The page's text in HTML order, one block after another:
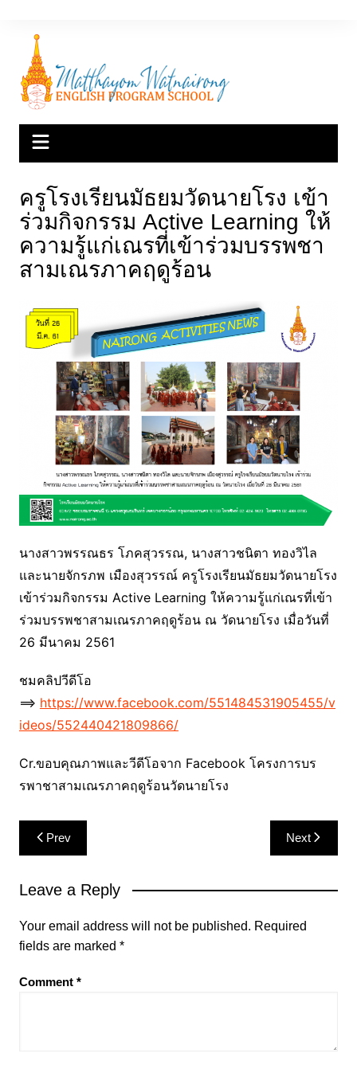
content
ครูโรงเรียนมัธยมวัดนายโรง เข้า
ร่วมกิจกรรม Active Learning ให้
ความรู้แก่เณรที่เข้าร่วมบรรพชา
สามเณรภาคฤดูร้อน
นางสาวพรรณธร โภคสุวรรณ, นางสาวชนิตา ทองวิไล
และนายจักรภพ เมืองสุวรรณ์ ครูโรงเรียนมัธยมวัดนายโรง
เข้าร่วมกิจกรรม Active Learning ให้ความรู้แก่เณรที่เข้า
ร่วมบรรพชาสามเณรภาคฤดูร้อน ณ วัดนายโรง เมื่อวันที่
26 มีนาคม 2561
ชมคลิปวีดีโอ
==> https://www.facebook.com/551484531905455/v
ideos/552440421809866/
Cr.ขอบคุณภาพและวีดีโอจาก Facebook โครงการบร
รพาชาสามเณรภาคฤดูร้อนวัดนายโรง
Post
navigation
Prev Next
Leave a Reply
Your email address will not be published. Required
fields are marked *
Comment *